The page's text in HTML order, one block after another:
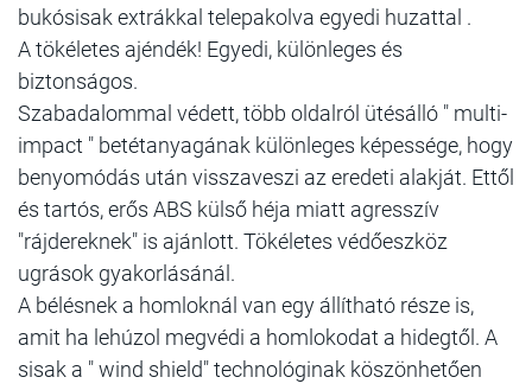
bukósisak extrákkal telepakolva egyedi huzattal .
A tökéletes ajéndék! Egyedi, különleges és
biztonságos.
Szabadalommal védett, több oldalról ütésálló " multi-
impact " betétanyagának különleges képessége, hogy
benyomódás után visszaveszi az eredeti alakját. Ettől
és tartós, erős ABS külső héja miatt agresszív
"rájdereknek" is ajánlott. Tökéletes védőeszköz
ugrások gyakorlásánál.
A bélésnek a homloknál van egy állítható része is,
amit ha lehúzol megvédi a homlokodat a hidegtől. A
sisak a " wind shield" technológinak köszönhetően